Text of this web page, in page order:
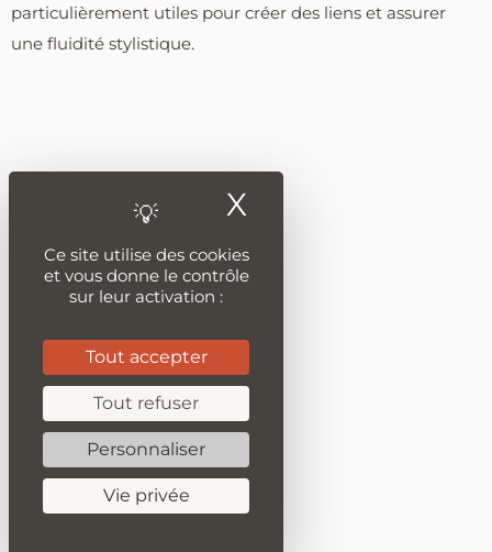
particulièrement utiles pour créer des liens et assurer
une fluidité stylistique.
Ce site utilise des cookies
et vous donne le contrôle
sur leur activation :
Tout accepter
Tout refuser
Personnaliser
Vie privée
X